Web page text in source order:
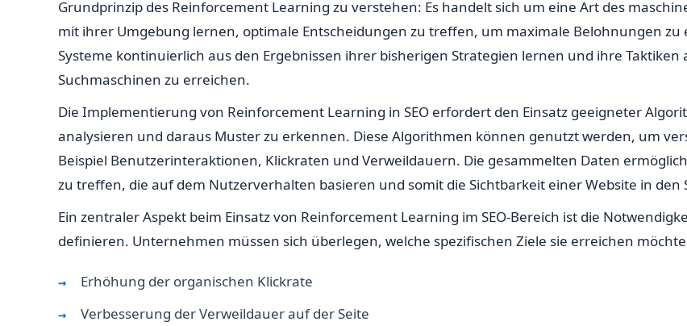
Grundprinzip des Reinforcement Learning zu verstehen: Es handelt sich um eine Art des
mit ihrer Umgebung lernen, optimale Entscheidungen zu treffen, um maximale Belohnungen zu
Systeme kontinuierlich aus den Ergebnissen ihrer bisherigen Strategien lernen und ihre
Suchmaschinen zu erreichen.
Die Implementierung von Reinforcement Learning in SEO erfordert den Einsatz geeigneter
analysieren und daraus Muster zu erkennen. Diese Algorithmen können genutzt werden, um
Beispiel Benutzerinteraktionen, Klickraten und Verweildauern. Die gesammelten Daten
zu treffen, die auf dem Nutzerverhalten basieren und somit die Sichtbarkeit einer Website in den
Ein zentraler Aspekt beim Einsatz von Reinforcement Learning im SEO-Bereich ist die
definieren. Unternehmen müssen sich überlegen, welche spezifischen Ziele sie erreichen
Erhöhung der organischen Klickrate
Verbesserung der Verweildauer auf der Seite